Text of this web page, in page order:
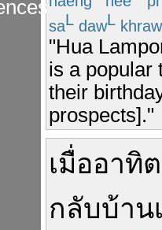
saL dawL khraw
"Hua
is a popular
their
prospects]."
เมื่ออาทิ
กลับบ้าน